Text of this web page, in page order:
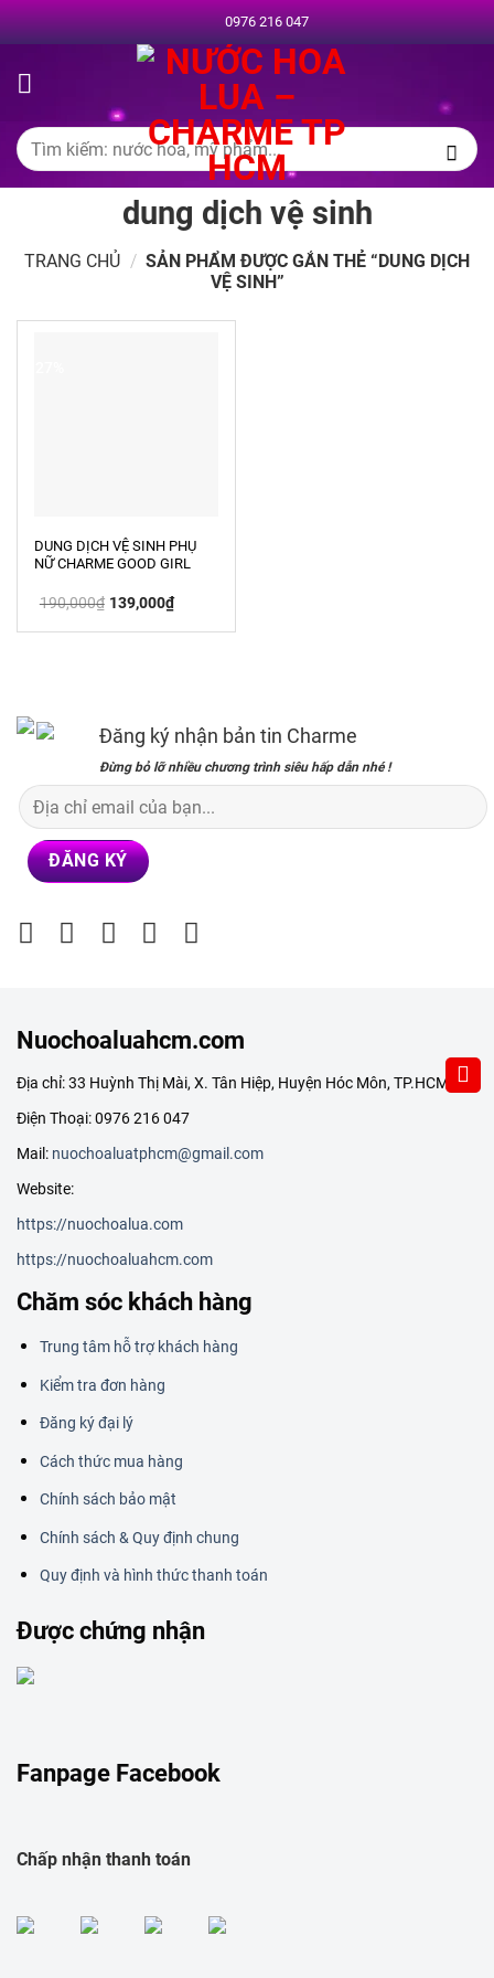
Chuyển
đến
dung
0976 216 047
Tìm
kiếm:
dung dịch vệ sinh
TRANG CHỦ / SẢN PHẨM ĐƯỢC GẮN THẺ “DUNG DỊCH
VỆ SINH”
DUNG DỊCH VỆ SINH PHỤ
NỮ CHARME GOOD GIRL
190,000₫ Giá
gốc
139,000₫Giá
hiện
Đăng ký nhận bản tin Charme
Đừng bỏ lỡ nhiều chương trình siêu hấp dẫn nhé !
Nuochoaluahcm.com
Địa chỉ: 33 Huỳnh Thị Mài, X. Tân Hiệp, Huyện Hóc Môn, TP.HCM
Điện Thoại: 0976 216 047
Mail: nuochoaluatphcm@gmail.com
Website:
https://nuochoalua.com
https://nuochoaluahcm.com
Chăm sóc khách hàng
Trung tâm hỗ trợ khách hàng
Kiểm tra đơn hàng
Đăng ký đại lý
Cách thức mua hàng
Chính sách bảo mật
Chính sách & Quy định chung
Quy định và hình thức thanh toán
Được chứng nhận
Fanpage Facebook
Chấp nhận thanh toán